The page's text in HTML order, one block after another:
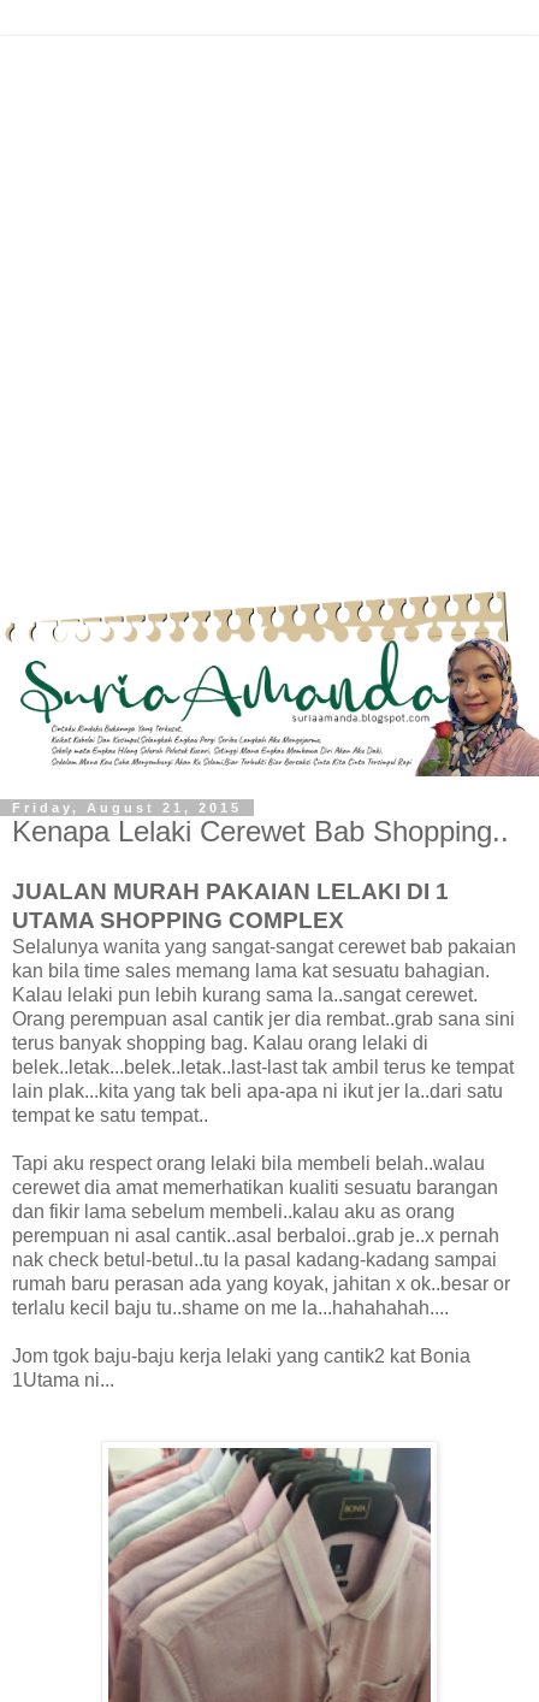
Friday, August 21, 2015
Kenapa Lelaki Cerewet Bab Shopping..
JUALAN MURAH PAKAIAN LELAKI DI 1
UTAMA SHOPPING COMPLEX
Selalunya wanita yang sangat-sangat cerewet bab pakaian
kan bila time sales memang lama kat sesuatu bahagian.
Kalau lelaki pun lebih kurang sama la..sangat cerewet.
Orang perempuan asal cantik jer dia rembat..grab sana sini
terus banyak shopping bag. Kalau orang lelaki di
belek..letak...belek..letak..last-last tak ambil terus ke tempat
lain plak...kita yang tak beli apa-apa ni ikut jer la..dari satu
tempat ke satu tempat..
Tapi aku respect orang lelaki bila membeli belah..walau
cerewet dia amat memerhatikan kualiti sesuatu barangan
dan fikir lama sebelum membeli..kalau aku as orang
perempuan ni asal cantik..asal berbaloi..grab je..x pernah
nak check betul-betul..tu la pasal kadang-kadang sampai
rumah baru perasan ada yang koyak, jahitan x ok..besar or
terlalu kecil baju tu..shame on me la...hahahahah....
Jom tgok baju-baju kerja lelaki yang cantik2 kat Bonia
1Utama ni...